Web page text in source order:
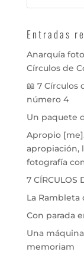
Entradas
Anarquía
Círculos de
📖 7 Círculos
número 4
Un paquete
Apropio
apropiación,
fotografía
7 CÍRCULOS
La Rambleta
Con parada
Una
memoriam